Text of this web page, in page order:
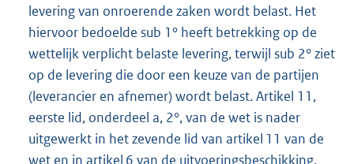
levering van onroerende zaken wordt belast. Het
hiervoor bedoelde sub 1° heeft betrekking op de
wettelijk verplicht belaste levering, terwijl sub 2° ziet
op de levering die door een keuze van de partijen
(leverancier en afnemer) wordt belast. Artikel 11,
eerste lid, onderdeel a, 2°, van de wet is nader
uitgewerkt in het zevende lid van artikel 11 van de
wet en in artikel 6 van de uitvoeringsbeschikking.